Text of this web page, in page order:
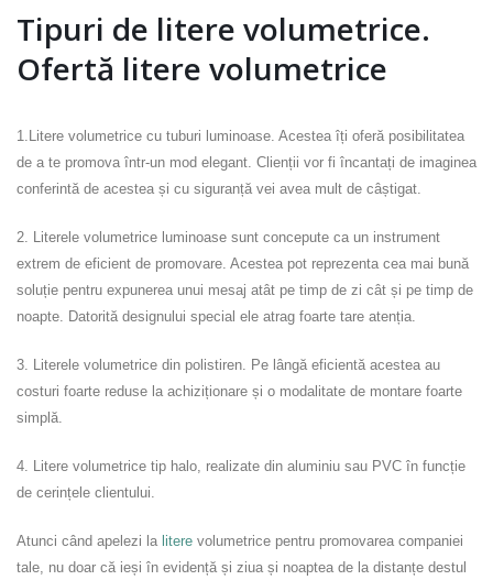
Tipuri de litere volumetrice.
Ofertă litere volumetrice
1.Litere volumetrice cu tuburi luminoase. Acestea îți oferă posibilitatea
de a te promova într-un mod elegant. Clienții vor fi încantați de imaginea
conferintă de acestea și cu siguranță vei avea mult de câștigat.
2. Literele volumetrice luminoase sunt concepute ca un instrument
extrem de eficient de promovare. Acestea pot reprezenta cea mai bună
soluție pentru expunerea unui mesaj atât pe timp de zi cât și pe timp de
noapte. Datorită designului special ele atrag foarte tare atenția.
3. Literele volumetrice din polistiren. Pe lângă eficientă acestea au
costuri foarte reduse la achiziționare și o modalitate de montare foarte
simplă.
4. Litere volumetrice tip halo, realizate din aluminiu sau PVC în funcție
de cerințele clientului.
Atunci când apelezi la litere volumetrice pentru promovarea companiei
tale, nu doar că ieși în evidență și ziua și noaptea de la distanțe destul